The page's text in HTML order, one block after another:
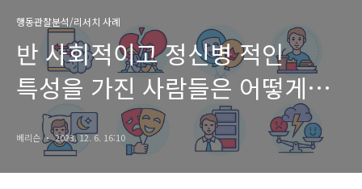
행동관찰분석/리서치 사례
반 사회적이고 정신병 적인
특성을 가진 사람들은 어떻게
감정을 처리하는가?
베리슨 2023. 12. 6. 16:10